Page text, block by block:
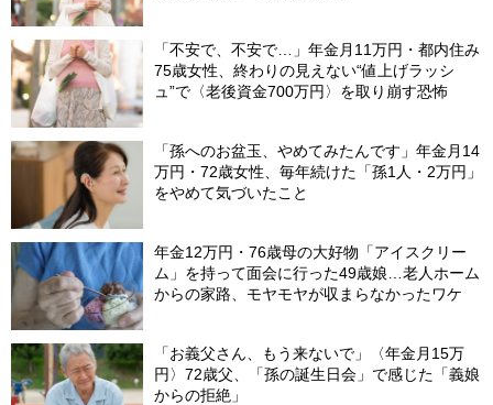
「不安で、不安で…」年金月11万円・都内住み
75歳女性、終わりの見えない“値上げラッシ
ュ”で〈老後資金700万円〉を取り崩す恐怖
「孫へのお盆玉、やめてみたんです」年金月14
万円・72歳女性、毎年続けた「孫1人・2万円」
をやめて気づいたこと
年金12万円・76歳母の大好物「アイスクリー
ム」を持って面会に行った49歳娘…老人ホーム
からの家路、モヤモヤが収まらなかったワケ
「お義父さん、もう来ないで」〈年金月15万
円〉72歳父、「孫の誕生日会」で感じた「義娘
からの拒絶」